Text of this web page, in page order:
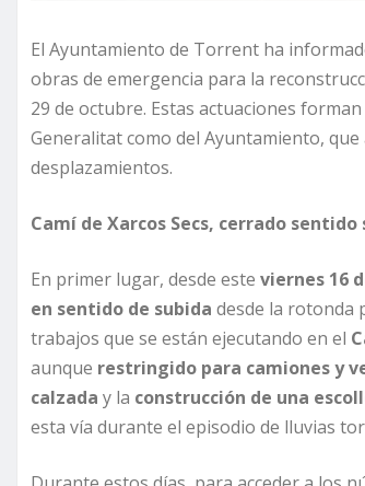
El Ayuntamiento de Torrent ha
obras de emergencia para la
29 de octubre. Estas actuaciones
Generalitat como del Ayuntamiento,
desplazamientos.
Camí de Xarcos Secs, cerrado
En primer lugar, desde este viernes 16
en sentido de subida desde la rotonda
trabajos que se están ejecutando en el
aunque restringido para camiones y
calzada y la construcción de una
esta vía durante el episodio de lluvias